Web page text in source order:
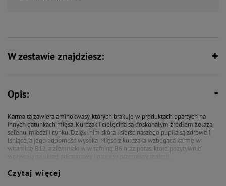
W zestawie znajdziesz:
Opis:
Karma ta zawiera aminokwasy, których brakuje w produktach opartych na
innych gatunkach mięsa. Kurczak i cielęcina są doskonałym źródłem żelaza,
selenu, miedzi i cynku. Dzięki nim skóra i sierść naszego pupila są zdrowe i
lśniące, a jego odporność wysoka. Mięso z kurczaka wzbogaca karmę w
witaminę B12, a ziemniaki w witaminę B6 oraz potas, które pozytywnie
Lizyna, leucyna, metionina i cystyna – tych aminokwasów z pewnością nie
Czytaj więcej